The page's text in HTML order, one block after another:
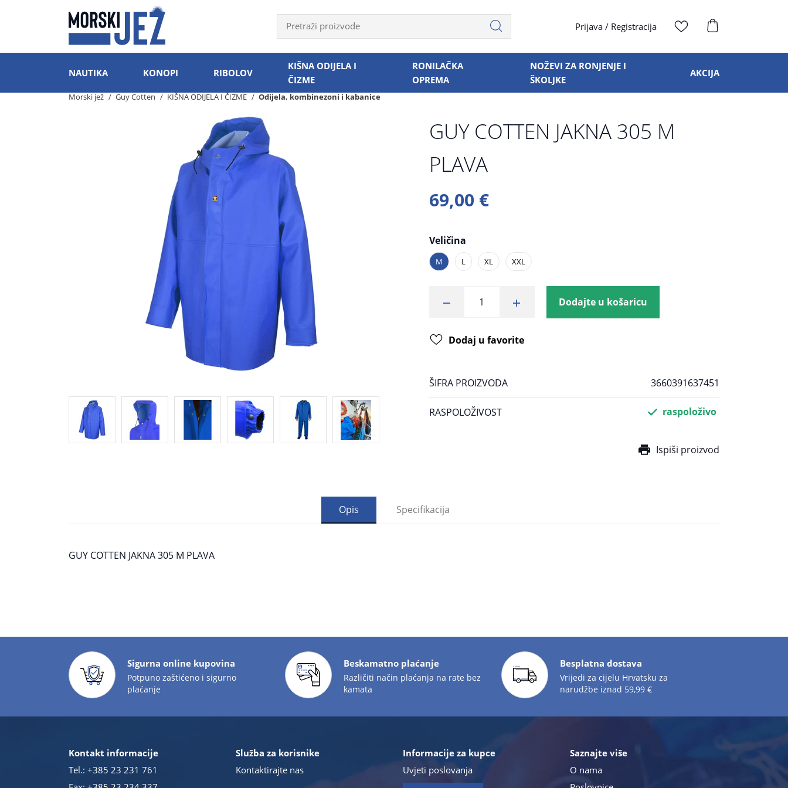
Prijava / Registracija
NAUTIKA KONOPI RIBOLOV
KIŠNA ODIJELA I
ČIZME
RONILAČKA
OPREMA
NOŽEVI ZA RONJENJE I
ŠKOLJKE
AKCIJA
Morski jež Guy Cotten KIŠNA ODIJELA I ČIZME Odijela, kombinezoni i kabanice
GUY COTTEN JAKNA 305 M
PLAVA
69,00 €
Veličina
M L XL XXL
Dodajte u košaricu
Dodaj u favorite
ŠIFRA PROIZVODA 3660391637451
RASPOLOŽIVOST raspoloživo
Ispiši proizvod
Opis Specifikacija
GUY COTTEN JAKNA 305 M PLAVA
Sigurna online kupovina
Potpuno zaštićeno i sigurno
plaćanje
Beskamatno plaćanje
Različiti način plaćanja na rate bez
kamata
Besplatna dostava
Vrijedi za cijelu Hrvatsku za
narudžbe iznad 59,99 €
Kontakt informacije
Tel.: +385 23 231 761
Služba za korisnike
Kontaktirajte nas
Informacije za kupce
Uvjeti poslovanja
Saznajte više
O nama